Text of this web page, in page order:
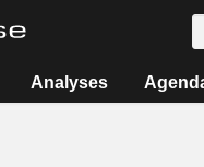
Analyses